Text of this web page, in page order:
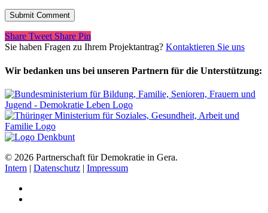
Share Tweet Share Pin
Sie haben Fragen zu Ihrem Projektantrag? Kontaktieren Sie uns
Wir bedanken uns bei unseren Partnern für die Unterstützung:
© 2026 Partnerschaft für Demokratie in Gera.
Intern | Datenschutz | Impressum